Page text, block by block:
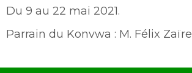
Du 9 au 22 mai 2021.
Parrain du Konvwa : M. Félix Zaïre